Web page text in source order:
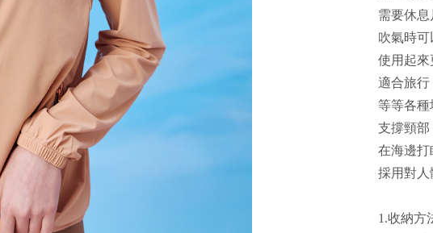
需要休
吹氣時
使用起
適合旅
等等各種
支撐頸
在海邊打
採用對人
1.收納方